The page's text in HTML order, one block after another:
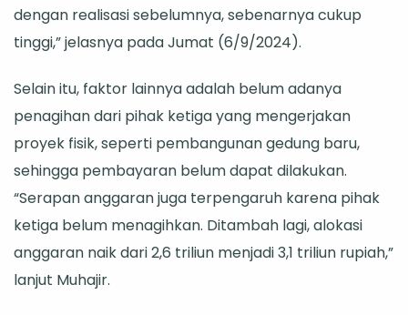
dengan realisasi sebelumnya, sebenarnya cukup
tinggi,” jelasnya pada Jumat (6/9/2024).
Selain itu, faktor lainnya adalah belum adanya
penagihan dari pihak ketiga yang mengerjakan
proyek fisik, seperti pembangunan gedung baru,
sehingga pembayaran belum dapat dilakukan.
“Serapan anggaran juga terpengaruh karena pihak
ketiga belum menagihkan. Ditambah lagi, alokasi
anggaran naik dari 2,6 triliun menjadi 3,1 triliun rupiah,”
lanjut Muhajir.